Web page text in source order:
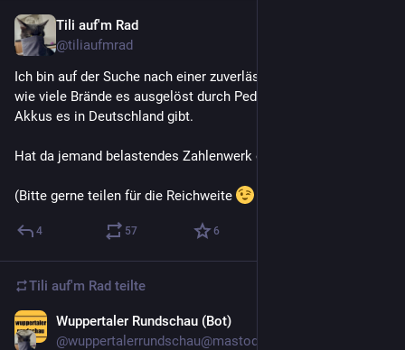
Tili auf'm Rad
@tiliaufmrad
Ich bin auf der Suche nach einer zuverlässigen Statistik/Zahl,
wie viele Brände es ausgelöst durch Pedelec oder E-Bike
Akkus es in Deutschland gibt.
Hat da jemand belastendes Zahlenwerk oder eine Quelle?
(Bitte gerne teilen für die Reichweite
4 57 6
Tili auf'm Rad teilte
Wuppertaler Rundschau (Bot)
@wuppertalerrundschau@mastodon.social